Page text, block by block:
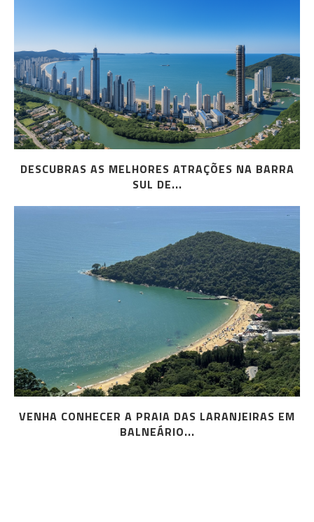
DESCUBRAS AS MELHORES ATRAÇÕES NA BARRA
SUL DE...
VENHA CONHECER A PRAIA DAS LARANJEIRAS EM
BALNEÁRIO...